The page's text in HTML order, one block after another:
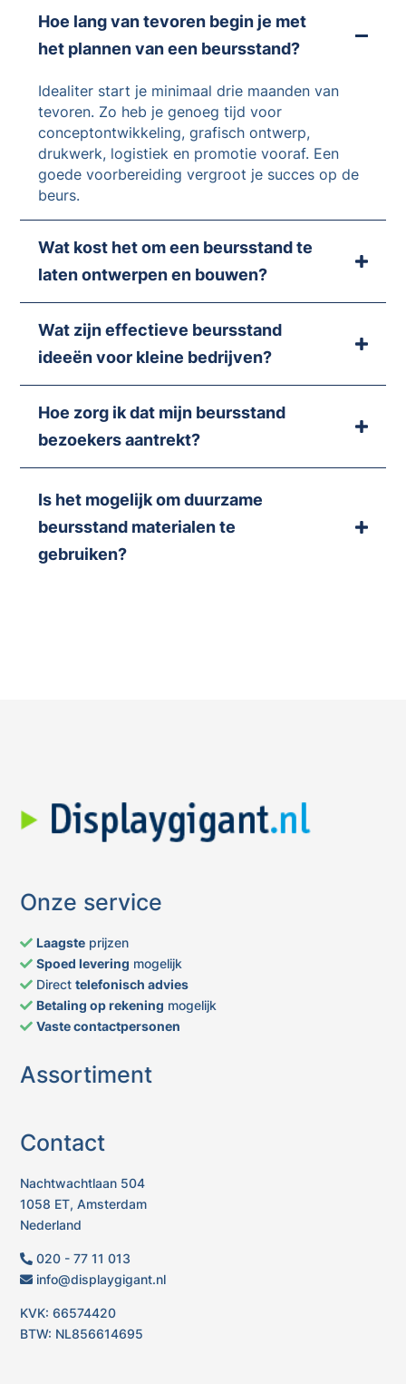
Hoe lang van tevoren begin je met
het plannen van een beursstand?
Idealiter start je minimaal drie maanden van
tevoren. Zo heb je genoeg tijd voor
conceptontwikkeling, grafisch ontwerp,
drukwerk, logistiek en promotie vooraf. Een
goede voorbereiding vergroot je succes op de
beurs.
Wat kost het om een beursstand te
laten ontwerpen en bouwen?
Wat zijn effectieve beursstand
ideeën voor kleine bedrijven?
Hoe zorg ik dat mijn beursstand
bezoekers aantrekt?
Is het mogelijk om duurzame
beursstand materialen te
gebruiken?
Onze service
Laagste prijzen
Spoed levering mogelijk
Directtelefonisch advies
Betaling op rekening mogelijk
Vaste contactpersonen
Assortiment
Contact
Nachtwachtlaan 504
1058 ET, Amsterdam
Nederland
020 - 77 11 013
info@displaygigant.nl
KVK: 66574420
BTW: NL856614695